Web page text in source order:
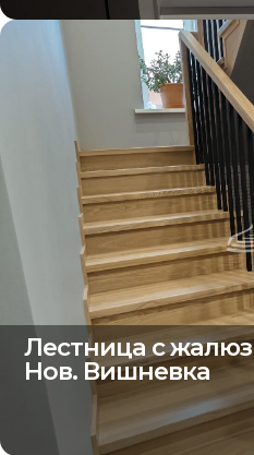
Лестница с
Нов. Вишневка